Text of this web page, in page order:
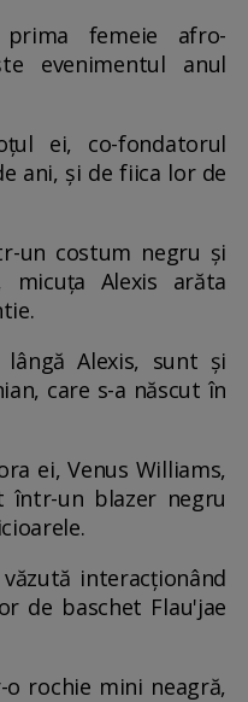
femeie afro-
evenimentul anul
ei, co-fondatorul
ani, și de fiica lor de
un costum negru și
Alexis arăta
Alexis, sunt și
care s-a născut în
ei, Venus Williams,
într-un blazer negru
interacționând
de baschet Flau'jae
rochie mini neagră,